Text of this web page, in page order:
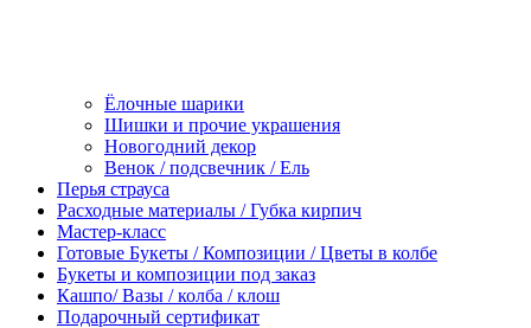
Ёлочные шарики
Шишки и прочие украшения
Новогодний декор
Венок / подсвечник / Ель
Перья страуса
Расходные материалы / Губка кирпич
Мастер-класс
Готовые Букеты / Композиции / Цветы в колбе
Букеты и композиции под заказ
Кашпо/ Вазы / колба / клош
Подарочный сертификат